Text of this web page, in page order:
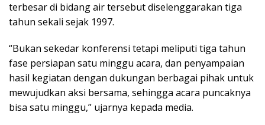
terbesar di bidang air tersebut diselenggarakan tiga
tahun sekali sejak 1997.
“Bukan sekedar konferensi tetapi meliputi tiga tahun
fase persiapan satu minggu acara, dan penyampaian
hasil kegiatan dengan dukungan berbagai pihak untuk
mewujudkan aksi bersama, sehingga acara puncaknya
bisa satu minggu,” ujarnya kepada media.